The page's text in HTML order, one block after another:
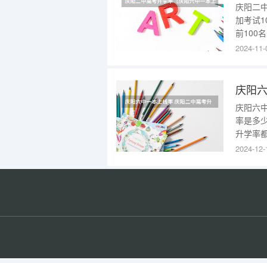
庆阳二
加考试
前100
全市
2024-
庆阳
庆阳六
率是多
升学率
率在百
宿制普
2024-